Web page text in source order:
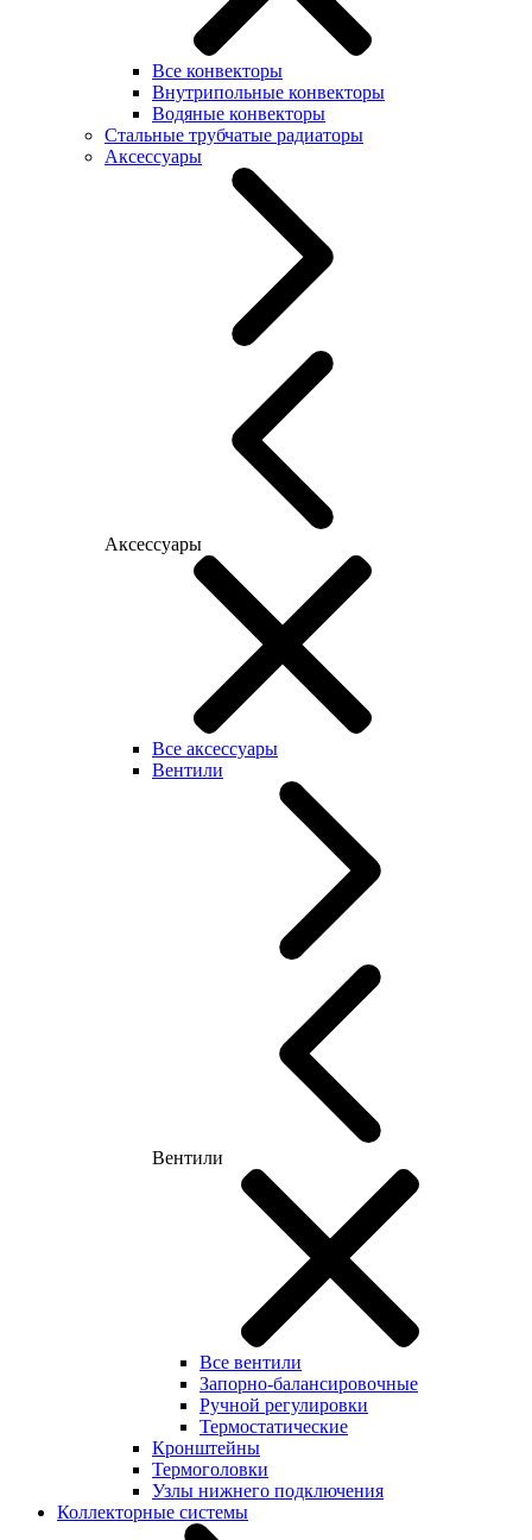
Все конвекторы
Внутрипольные конвекторы
Водяные конвекторы
Стальные трубчатые радиаторы
Аксессуары
Аксессуары
Все аксессуары
Вентили
Вентили
Все вентили
Запорно-балансировочные
Ручной регулировки
Термостатические
Кронштейны
Термоголовки
Узлы нижнего подключения
Коллекторные системы